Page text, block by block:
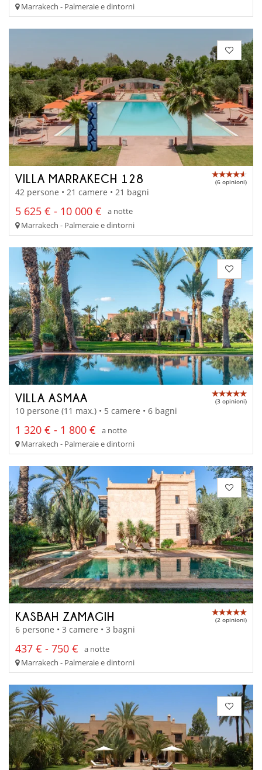
Marrakech - Palmeraie e dintorni
VILLA MARRAKECH 128 (6 opinioni)
42 persone • 21 camere • 21 bagni
5 625 € - 10 000 €
a notte
Marrakech - Palmeraie e dintorni
VILLA ASMAA (3 opinioni)
10 persone (11 max.) • 5 camere • 6 bagni
1 320 € - 1 800 €
a notte
Marrakech - Palmeraie e dintorni
KASBAH ZAMAGIH (2 opinioni)
6 persone • 3 camere • 3 bagni
437 € - 750 €
a notte
Marrakech - Palmeraie e dintorni